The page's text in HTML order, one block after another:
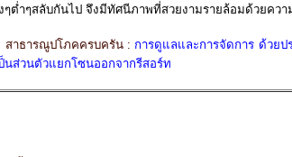
ต่ำๆสลับกันไป จึงมีทัศนีภาพที่สวยงามรายล้อมด้วยควา
สาธารณูปโภคครบครัน : การดูแลและการจัดการ ด้วยป
นส่วนตัวแยกโซนออกจากรีสอร์ท